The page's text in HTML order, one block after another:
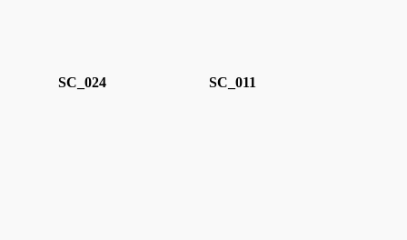
SC_024 SC_011Contatti